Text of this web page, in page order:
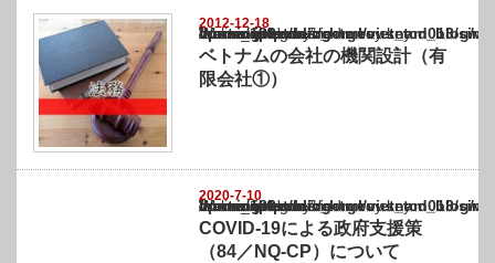
2012-12-18
Warning
: Undefined array key "show_category" in
/home/netst/kuno-cpa.co.jp/public_html/vietnam_blog/wp-content/themes/
on line183
ベトナムの会社の機関設計（有
限会社①）
2020-7-10
Warning
: Undefined array key "show_category" in
/home/netst/kuno-cpa.co.jp/public_html/vietnam_blog/wp-content/themes/
on line183
COVID-19による政府支援策
（84／NQ-CP）について